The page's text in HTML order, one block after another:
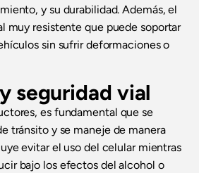
y su durabilidad. Además, el
muy resistente que puede soportar
sin sufrir deformaciones o
seguridad vial
es fundamental que se
tránsito y se maneje de manera
evitar el uso del celular mientras
bajo los efectos del alcohol o